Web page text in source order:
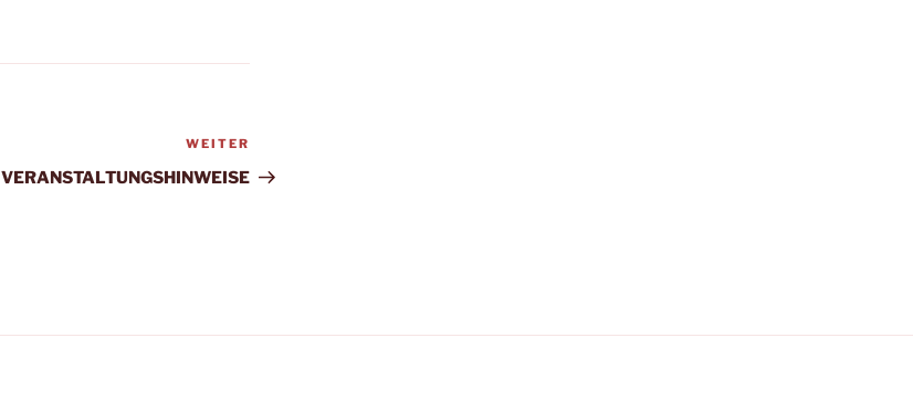
Beitrag
WEITER
VERANSTALTUNGSHINWEISE